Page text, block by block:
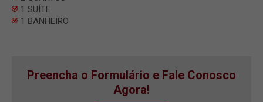
1 SUÍTE
1 BANHEIRO
Preencha o Formulário e Fale Conosco
Agora!